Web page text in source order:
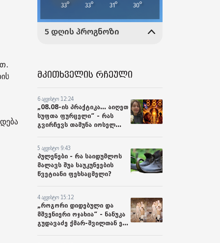
მკითხველის რჩეული
6 აგვისტო 12:24
„08.08-ის პრაქტიკა... აიღეთ
სუფთა ფურცელი“ - რას
გვირჩევს თამუნა იოსელ...
5 აგვისტო 9:43
პულენები - რა საიდუმლოს
მალავს შუა საუკუნეების
წვეტიანი ფეხსაცმელი?
4 აგვისტო 15:12
„როგორი დიდებული და
მშვენიერი ოჯახია“ - ნანუკა
გუდავაძე ქმარ-შვილთან ე...